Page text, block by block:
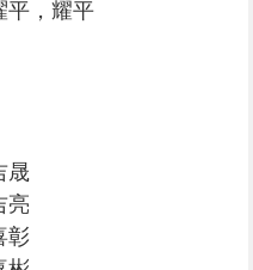
平，耀平
晟
亮
彰